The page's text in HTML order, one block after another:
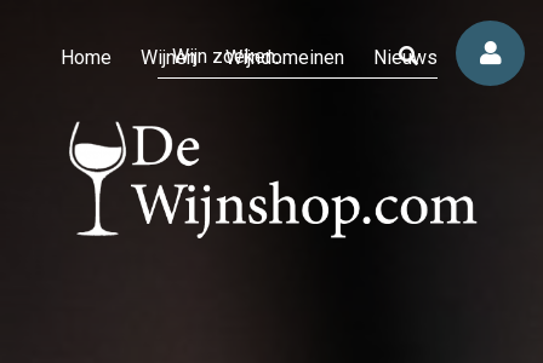
Home Wijnen Wijndomeinen Nieuws